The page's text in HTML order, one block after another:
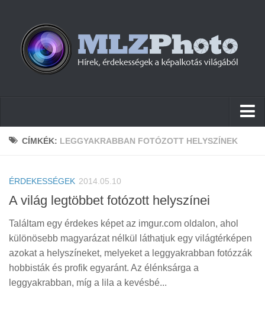
Hírek
Cikkek
Szoftver
Firmware
Tudástár
Tanácsok
Érdekességek
CÍMKÉK: LEGGYAKRABBAN FOTÓZOTT HELYSZÍNEK
ÉRDEKESSÉGEK 2014.05.10
A világ legtöbbet fotózott helyszínei
Találtam egy érdekes képet az imgur.com oldalon, ahol
különösebb magyarázat nélkül láthatjuk egy világtérképen
azokat a helyszíneket, melyeket a leggyakrabban fotózzák
hobbisták és profik egyaránt. Az élénksárga a
leggyakrabban, míg a lila a kevésbé...